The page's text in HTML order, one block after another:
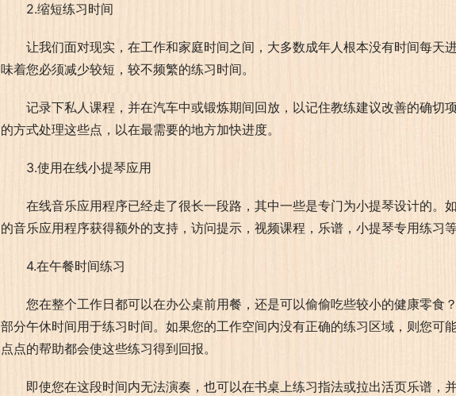
2.缩短练习时间
让我们面对现实，在工作和家庭时间之间，大多数成年人根本没有时间每天
味着您必须减少较短，较不频繁的练习时间。
记录下私人课程，并在汽车中或锻炼期间回放，以记住教练建议改善的确切
的方式处理这些点，以在最需要的地方加快进度。
3.使用在线小提琴应用
在线音乐应用程序已经走了很长一段路，其中一些是专门为小提琴设计的。
的音乐应用程序获得额外的支持，访问提示，视频课程，乐谱，小提琴专用练习等
4.在午餐时间练习
您在整个工作日都可以在办公桌前用餐，还是可以偷偷吃些较小的健康零食
部分午休时间用于练习时间。如果您的工作空间内没有正确的练习区域，则您可
点点的帮助都会使这些练习得到回报。
即使您在这段时间内无法演奏，也可以在书桌上练习指法或拉出活页乐谱，